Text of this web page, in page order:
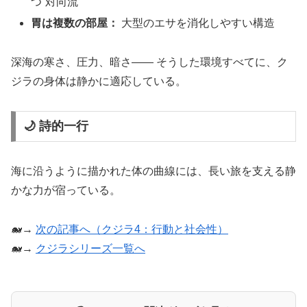
胃は複数の部屋：
大型のエサを消化しやすい構造
深海の寒さ、圧力、暗さ―― そうした環境すべてに、ク
ジラの身体は静かに適応している。
🌙 詩的一行
海に沿うように描かれた体の曲線には、長い旅を支える静
かな力が宿っている。
🐋→ 次の記事へ（クジラ4：行動と社会性）
🐋→ クジラシリーズ一覧へ